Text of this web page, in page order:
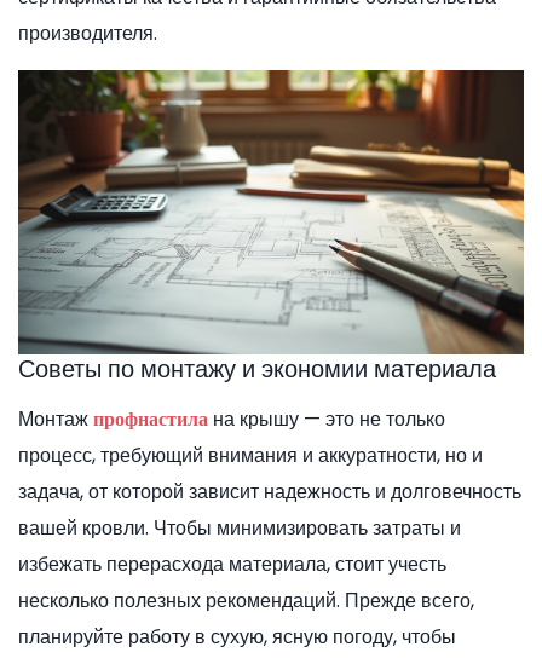
производителя.
Советы по монтажу и экономии материала
Монтажпрофнастила на крышу — это не только
процесс, требующий внимания и аккуратности, но и
задача, от которой зависит надежность и долговечность
вашей кровли. Чтобы минимизировать затраты и
избежать перерасхода материала, стоит учесть
несколько полезных рекомендаций. Прежде всего,
планируйте работу в сухую, ясную погоду, чтобы